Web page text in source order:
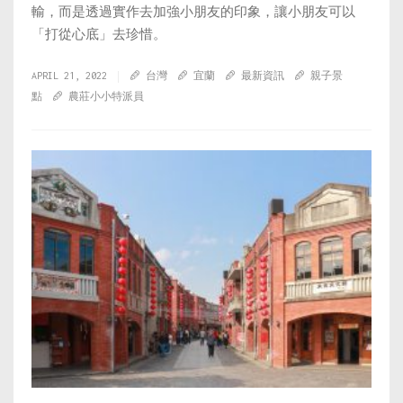
輸，而是透過實作去加強小朋友的印象，讓小朋友可以
「打從心底」去珍惜。
APRIL 21, 2022 台灣 宜蘭 最新資訊
親子景
點
農莊小小特派員